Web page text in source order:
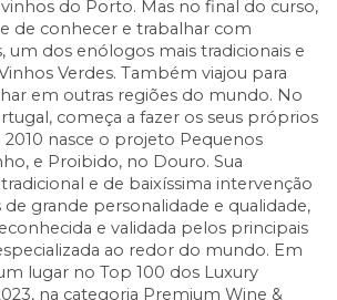
do Porto. Mas no final do curso,
de conhecer e trabalhar com
um dos enólogos mais tradicionais e
Verdes. Também viajou para
em outras regiões do mundo. No
começa a fazer os seus próprios
nasce o projeto Pequenos
e Proibido, no Douro. Sua
e de baixíssima intervenção
grande personalidade e qualidade,
e validada pelos principais
ao redor do mundo. Em
lugar no Top 100 dos Luxury
na categoria Premium Wine &